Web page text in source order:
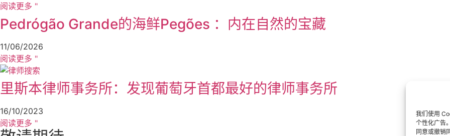
我们使用
个性化广告
同意或撤销
阅读更多 "
Pedrógão Grande的海鲜Pegões ：内在自然的宝藏
11/06/2026
阅读更多 "
里斯本律师事务所：发现葡萄牙首都最好的律师事务所
16/10/2023
阅读更多 "